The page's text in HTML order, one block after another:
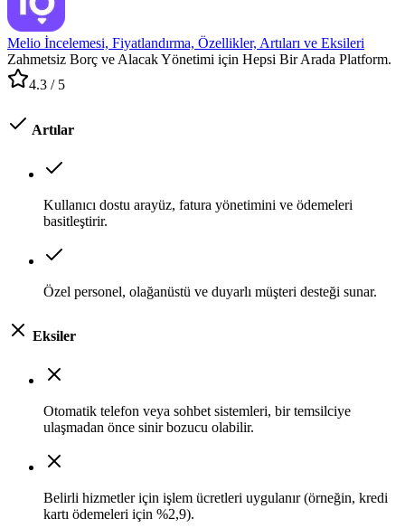
Melio İncelemesi, Fiyatlandırma, Özellikler, Artıları ve Eksileri
Zahmetsiz Borç ve Alacak Yönetimi için Hepsi Bir Arada Platform.
4.3 / 5
Artılar
Kullanıcı dostu arayüz, fatura yönetimini ve ödemeleri
basitleştirir.
Özel personel, olağanüstü ve duyarlı müşteri desteği sunar.
Eksiler
Otomatik telefon veya sohbet sistemleri, bir temsilciye
ulaşmadan önce sinir bozucu olabilir.
Belirli hizmetler için işlem ücretleri uygulanır (örneğin, kredi
kartı ödemeleri için %2,9).